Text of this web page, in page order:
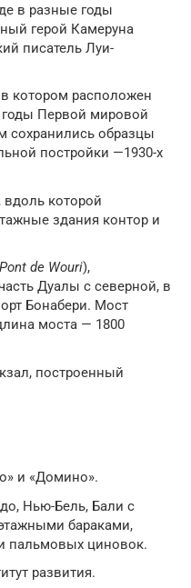
в разные годы
герой Камеруна
писатель Луи-
котором расположен
Первой мировой
сохранились образцы
постройки —1930-х
вдоль которой
здания контор и
Pont de Wouri),
Дуалы с северной, в
Бонабери. Мост
моста — 1800
построенный
и «Домино».
Нью-Бель, Бали с
бараками,
пальмовых циновок.
развития.